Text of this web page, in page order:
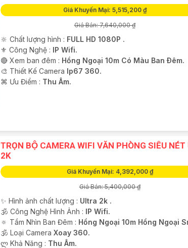
Giá Khuyến Mại: 5,515,200 ₫
Giá Bán: 7,640,000 ₫
🔆 Chất lượng hình : FULL HD 1080P .
⚜️ Công Nghệ : IP Wifi.
🔴 Xem ban đêm : Hồng Ngoại 10m Có Màu Ban Ðêm.
🎨 Thiết Kế Camera Ip67 360.
️⌘ Ưu Điểm : Thu Âm.
TRỌN BỘ CAMERA WIFI VĂN PHÒNG SIÊU NÉT
2K
Giá Khuyến Mại: 4,392,000 ₫
Giá Bán: 5,400,000 ₫
✨ Hình ảnh chất lượng : Ultra 2k .
🕉️ Công Nghệ Hình Ảnh : IP Wifi.
🔅 Tầm Nhìn Ban Đêm : Hồng Ngoại 10m Hồng Ngoại
🕉️ Loại Camera Xoay 360.
️ლ Khả Năng : Thu Âm.